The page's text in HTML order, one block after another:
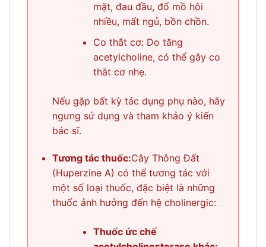
mặt, đau đầu, đổ mồ hôi
nhiều, mất ngủ, bồn chồn.
Co thắt cơ: Do tăng
acetylcholine, có thể gây co
thắt cơ nhẹ.
Nếu gặp bất kỳ tác dụng phụ nào, hãy
ngưng sử dụng và tham khảo ý kiến
bác sĩ.
Tương tác thuốc:Cây Thông Đất
(Huperzine A) có thể tương tác với
một số loại thuốc, đặc biệt là những
thuốc ảnh hưởng đến hệ cholinergic:
Thuốc ức chế